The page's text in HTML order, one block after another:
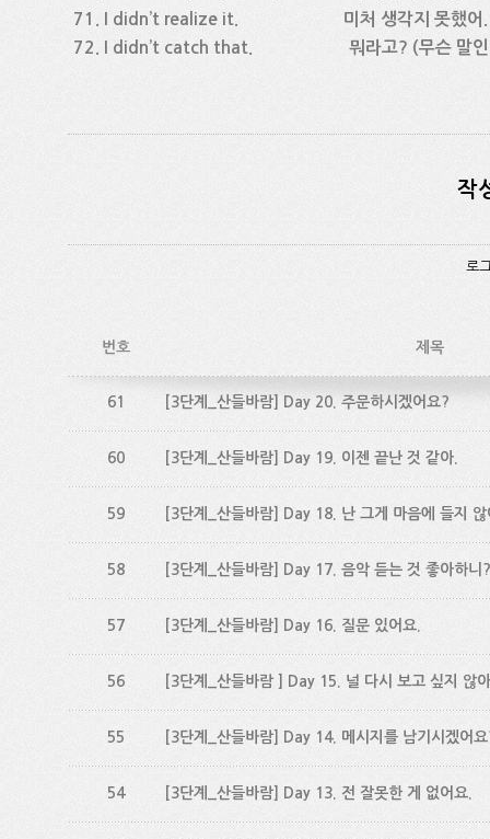
71. I didn’t realize it. 미처 생각지 못했어.
72. I didn’t catch that. 뭐라고? (무슨 말인지
작
로
번호 제목
61 [3단계_산들바람] Day 20. 주문하시겠어요?
60 [3단계_산들바람] Day 19. 이젠 끝난 것 같아.
59 [3단계_산들바람] Day 18. 난 그게 마음에 들지 않
58 [3단계_산들바람] Day 17. 음악 듣는 것 좋아하니?
57 [3단계_산들바람] Day 16. 질문 있어요.
56 [3단계_산들바람 ] Day 15. 널 다시 보고 싶지 않
55 [3단계_산들바람] Day 14. 메시지를 남기시겠어
54 [3단계_산들바람] Day 13. 전 잘못한 게 없어요.